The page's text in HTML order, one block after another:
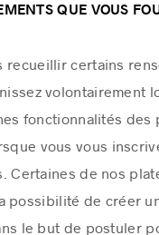
QUE VOUS
recueillir certains
volontairement
fonctionnalités des
vous vous
Certaines de nos
possibilité de créer
le but de postuler